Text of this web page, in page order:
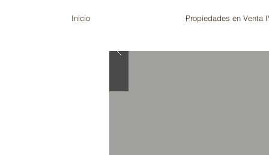
Inicio Propiedades en Venta